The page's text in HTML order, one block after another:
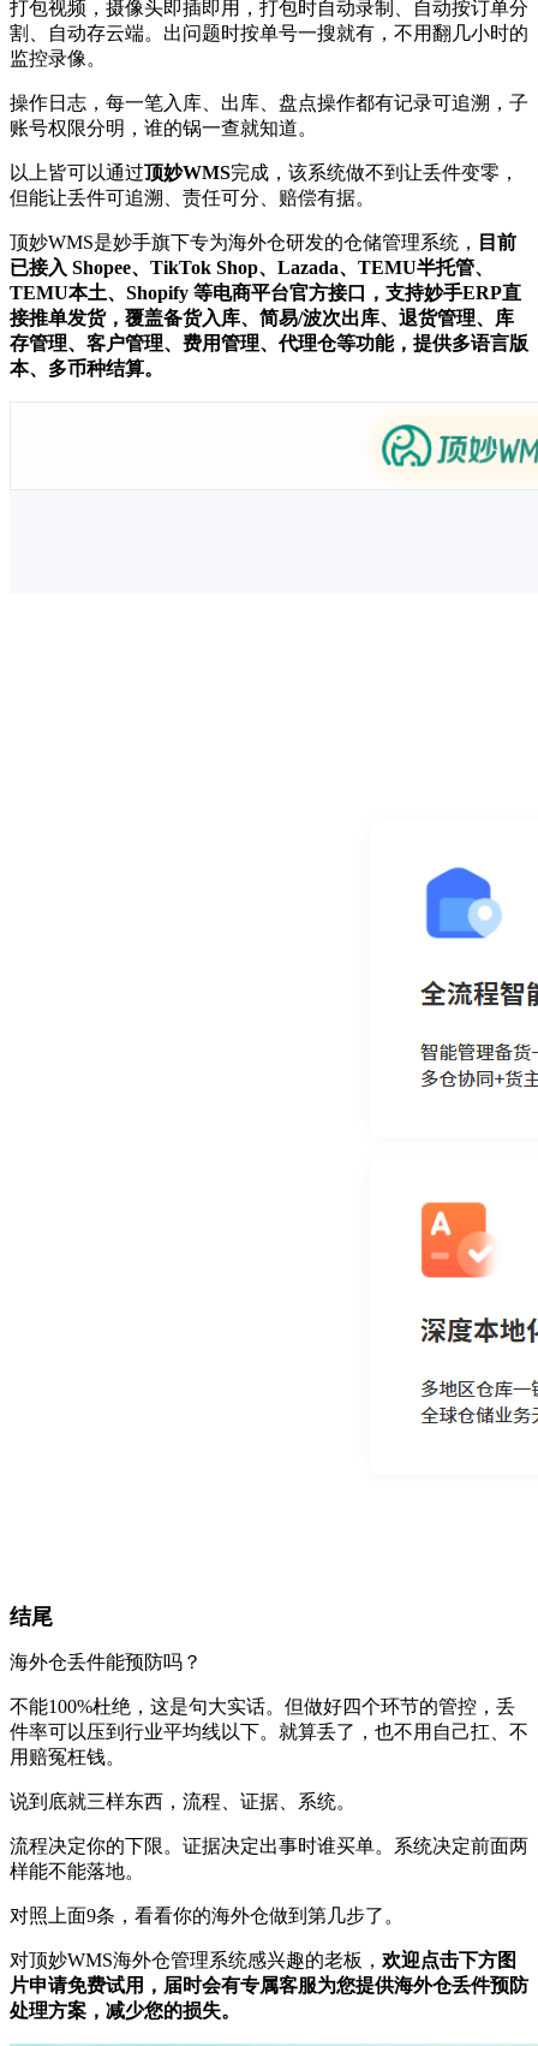
打包视频，摄像头即插即用，打包时自动录制、自动按订单分
割、自动存云端。出问题时按单号一搜就有，不用翻几小时的
监控录像。
操作日志，每一笔入库、出库、盘点操作都有记录可追溯，子
账号权限分明，谁的锅一查就知道。
以上皆可以通过顶妙WMS完成，该系统做不到让丢件变零，
但能让丢件可追溯、责任可分、赔偿有据。
顶妙WMS是妙手旗下专为海外仓研发的仓储管理系统，
目前
已接入 Shopee、TikTok Shop、Lazada、TEMU半托管、
TEMU本土、Shopify 等电商平台官方接口，支持妙手ERP直
接推单发货，覆盖备货入库、简易/波次出库、退货管理、库
存管理、客户管理、费用管理、代理仓等功能，提供多语言版
本、多币种结算。
结尾
海外仓丢件能预防吗？
不能100%杜绝，这是句大实话。但做好四个环节的管控，丢
件率可以压到行业平均线以下。就算丢了，也不用自己扛、不
用赔冤枉钱。
说到底就三样东西，流程、证据、系统。
流程决定你的下限。证据决定出事时谁买单。系统决定前面两
样能不能落地。
对照上面9条，看看你的海外仓做到第几步了。
对顶妙WMS海外仓管理系统感兴趣的老板， 欢迎点击下方图
片申请免费试用，届时会有专属客服为您提供海外仓丢件预防
处理方案，减少您的损失。